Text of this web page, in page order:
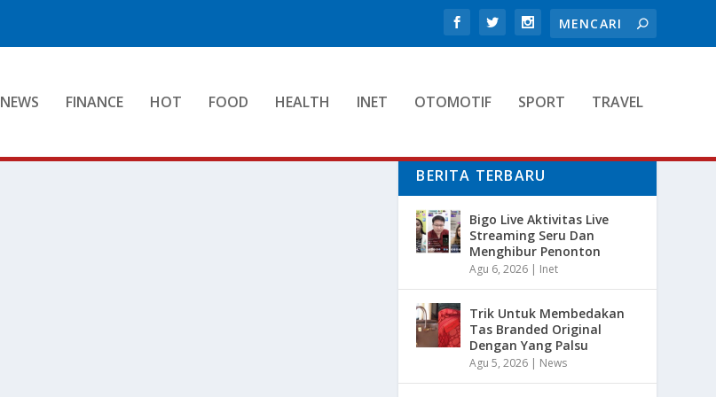
NEWS FINANCE HOT FOOD HEALTH INET OTOMOTIF SPORT TRAVEL
BERITA TERBARU
Bigo Live Aktivitas Live
Streaming Seru Dan
Menghibur Penonton
Agu 6, 2026 | Inet
Trik Untuk Membedakan
Tas Branded Original
Dengan Yang Palsu
Agu 5, 2026 | News